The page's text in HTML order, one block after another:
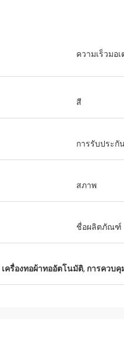
ความเร็วมอเ
สี
การรับประกั
สภาพ
ชื่อผลิตภัณฑ์
เครื่องทอผ้าทออัตโนมัติ, การควบคุ